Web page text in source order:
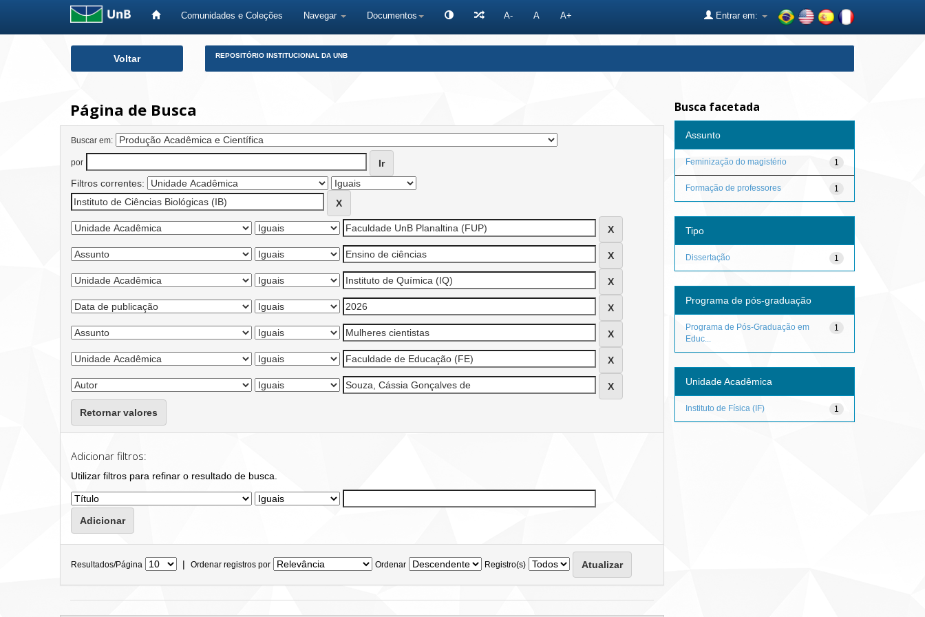
Comunidades e Coleções Navegar Documentos A- A A+ Entrar em:
Voltar REPOSITÓRIO INSTITUCIONAL DA UNB
Página de Busca
Buscar em:
por
Filtros correntes:
Retornar valores
Adicionar filtros:
Utilizar filtros para refinar o resultado de busca.
Resultados/Página | Ordenar registros por Ordenar Registro(s)
Busca facetada
Assunto
1
Feminização do magistério
1
Formação de professores
Tipo
1
Dissertação
Programa de pós-graduação
1
Programa de Pós-Graduação em
Educ...
Unidade Acadêmica
1
Instituto de Física (IF)